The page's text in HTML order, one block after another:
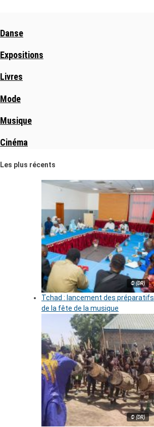
Danse
Expositions
Livres
Mode
Musique
Cinéma
Les plus récents
© (DR)
Tchad : lancement des préparatifs
de la fête de la musique
© (DR)